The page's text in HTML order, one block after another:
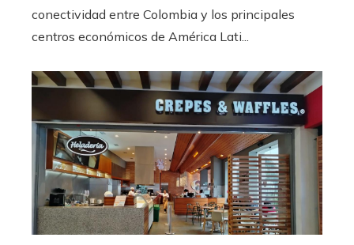
conectividad entre Colombia y los principales
centros económicos de América Lati...